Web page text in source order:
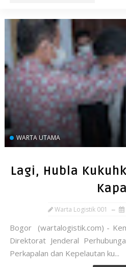
WARTA UTAMA
Lagi, Hubla
Warta Logistik 001
Bogor (wartalogistik.com) -
Direktorat Jenderal
Perkapalan dan Kepelautan ku...